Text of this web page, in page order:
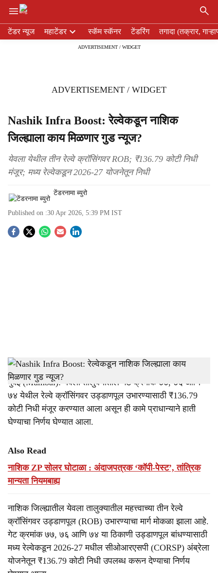
e
टेंडर न्यूज महाटेंडर स्कॅम स्कॅनर टेंडरिंग तगादा (तक्रार,
ADVERTISEMENT / WIDGET
ADVERTISEMENT / WIDGET
Nashik Infra Boost: रेल्वेकडून नाशिक
जिल्ह्याला काय मिळणार गुड न्यूज?
येवला येथील तीन रेल्वे क्रॉसिंगवर ROB; ₹136.79 कोटी निधी
मंजूर; मध्य रेल्वेकडून 2026-27 योजनेतून निधी
टेंडरनामा ब्युरो
Published on :30 Apr 2026, 5:39 PM IST
S
h
a
r
Nashik Railway Infra Boost-Tendernama
मुंबई (Mumbai): येवला तालुक्यातील गेट क्रमांक ७७, ७६ आणि
७४ येथील रेल्वे क्रॉसिंगवर उड्डाणपूल उभारण्यासाठी ₹136.79
कोटी निधी मंजूर करण्यात आला असून ही कामे प्राधान्याने हाती
घेण्याचा निर्णय घेण्यात आला.
Also Read
नाशिक ZP सोलर घोटाळा : अंदाजपत्रक ‘कॉपी-पेस्ट’, तांत्रिक
मान्यता नियमबाह्य
नाशिक जिल्ह्यातील येवला तालुक्यातील महत्त्वाच्या तीन रेल्वे
क्रॉसिंगवर उड्डाणपूल (ROB) उभारण्याचा मार्ग मोकळा झाला आहे.
गेट क्रमांक ७७, ७६ आणि ७४ या ठिकाणी उड्डाणपूल बांधण्यासाठी
मध्य रेल्वेकडून 2026-27 मधील सीओआरएसपी (CORSP) अंब्रेला
योजनेतून ₹136.79 कोटी निधी उपलब्ध करून देण्याचा निर्णय